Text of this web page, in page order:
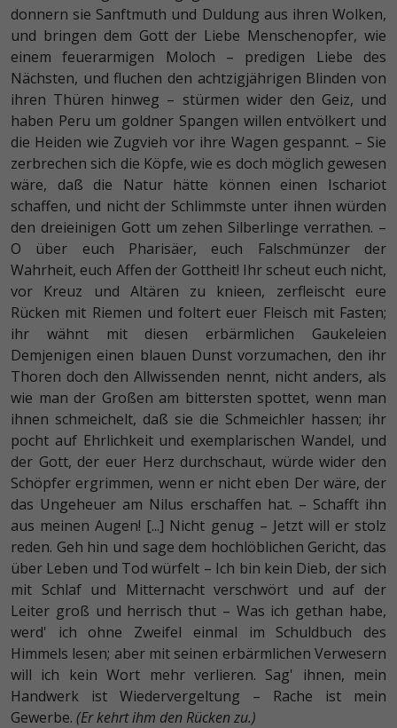
donnern sie Sanftmuth und Duldung aus ihren Wolken,
und bringen dem Gott der Liebe Menschenopfer, wie
einem feuerarmigen Moloch – predigen Liebe des
Nächsten, und fluchen den achtzigjährigen Blinden von
ihren Thüren hinweg – stürmen wider den Geiz, und
haben Peru um goldner Spangen willen entvölkert und
die Heiden wie Zugvieh vor ihre Wagen gespannt. – Sie
zerbrechen sich die Köpfe, wie es doch möglich gewesen
wäre, daß die Natur hätte können einen Ischariot
schaffen, und nicht der Schlimmste unter ihnen würden
den dreieinigen Gott um zehen Silberlinge verrathen. –
O über euch Pharisäer, euch Falschmünzer der
Wahrheit, euch Affen der Gottheit! Ihr scheut euch nicht,
vor Kreuz und Altären zu knieen, zerfleischt eure
Rücken mit Riemen und foltert euer Fleisch mit Fasten;
ihr wähnt mit diesen erbärmlichen Gaukeleien
Demjenigen einen blauen Dunst vorzumachen, den ihr
Thoren doch den Allwissenden nennt, nicht anders, als
wie man der Großen am bittersten spottet, wenn man
ihnen schmeichelt, daß sie die Schmeichler hassen; ihr
pocht auf Ehrlichkeit und exemplarischen Wandel, und
der Gott, der euer Herz durchschaut, würde wider den
Schöpfer ergrimmen, wenn er nicht eben Der wäre, der
das Ungeheuer am Nilus erschaffen hat. – Schafft ihn
aus meinen Augen! [...] Nicht genug – Jetzt will er stolz
reden. Geh hin und sage dem hochlöblichen Gericht, das
über Leben und Tod würfelt – Ich bin kein Dieb, der sich
mit Schlaf und Mitternacht verschwört und auf der
Leiter groß und herrisch thut – Was ich gethan habe,
werd' ich ohne Zweifel einmal im Schuldbuch des
Himmels lesen; aber mit seinen erbärmlichen Verwesern
will ich kein Wort mehr verlieren. Sag' ihnen, mein
Handwerk ist Wiedervergeltung – Rache ist mein
Gewerbe. (Er kehrt ihm den Rücken zu.)